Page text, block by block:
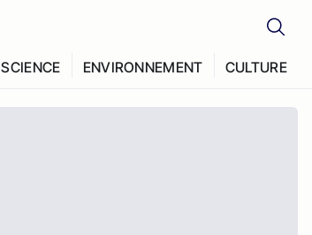
SCIENCE ENVIRONNEMENT CULTURE